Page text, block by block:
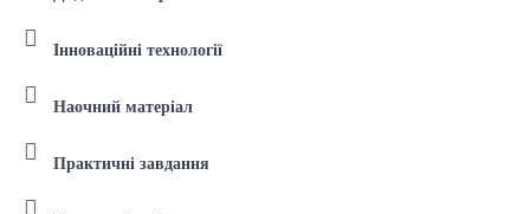
Інноваційні технології
Наочний матеріал
Практичні завдання